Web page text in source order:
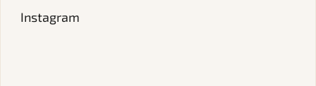
Instagram